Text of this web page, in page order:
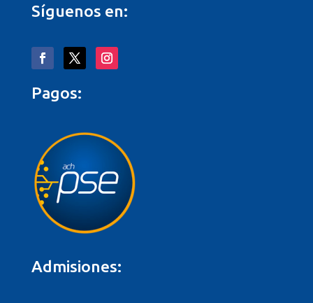
Síguenos en:
Pagos:
Admisiones: